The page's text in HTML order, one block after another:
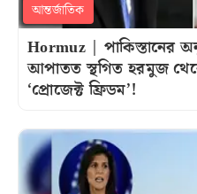
আন্তর্জাতিক
Hormuz | পাকিস্তানের
আপাতত স্থগিত হরমুজ
‘প্রোজেক্ট ফ্রিডম’!